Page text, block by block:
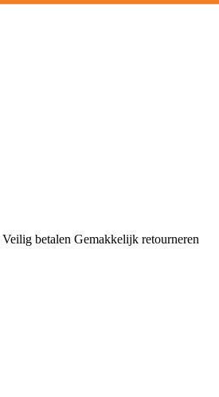
Veilig betalen Gemakkelijk retourneren